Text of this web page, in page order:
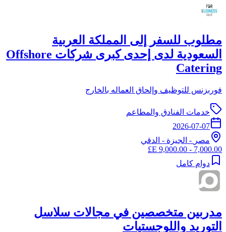
مطلوب للسفر إلى المملكة العربية
السعودية لدى إحدى كبرى شركات Offshore
Catering
فوربزنس للتوظيف وإلحاق العماله بالخارج
خدمات الفنادق والمطاعم
2026-07-07
مصر - الجيزة - الدقي
7,000.00 - 9,000.00 E£
دوام كامل
مدربين متخصصين في مجالات سلاسل
التوريد واللوجستيات